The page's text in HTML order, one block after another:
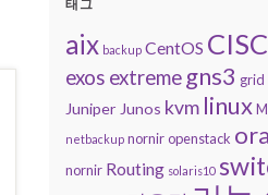
태그
aix backup CentOS
exos extreme gns3 grid
Juniper Junos kvm linux
netbackup norniropenstack
nornir Routing solaris10